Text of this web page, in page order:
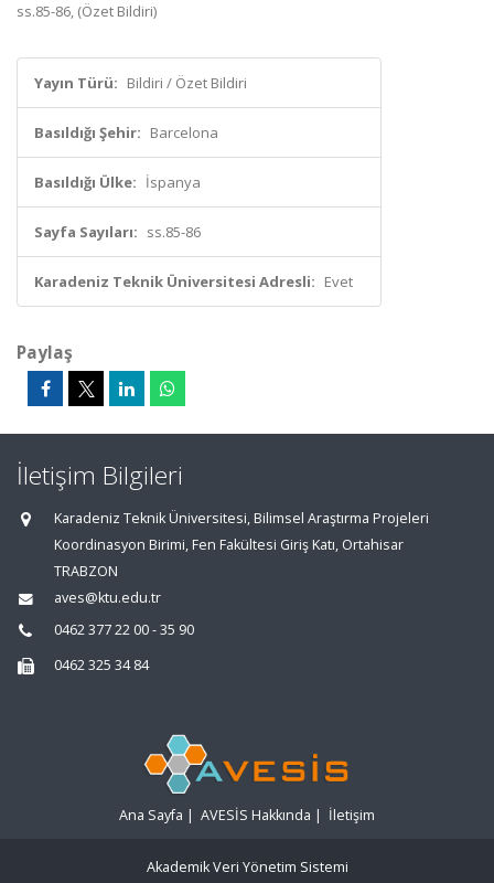
ss.85-86, (Özet Bildiri)
Yayın Türü: Bildiri / Özet Bildiri
Basıldığı Şehir: Barcelona
Basıldığı Ülke: İspanya
Sayfa Sayıları: ss.85-86
Karadeniz Teknik Üniversitesi Adresli: Evet
Paylaş
İletişim Bilgileri
Karadeniz Teknik Üniversitesi, Bilimsel Araştırma Projeleri
Koordinasyon Birimi, Fen Fakültesi Giriş Katı, Ortahisar
TRABZON
aves@ktu.edu.tr
0462 377 22 00 - 35 90
0462 325 34 84
Ana Sayfa | AVESİS Hakkında | İletişim
Akademik Veri Yönetim Sistemi